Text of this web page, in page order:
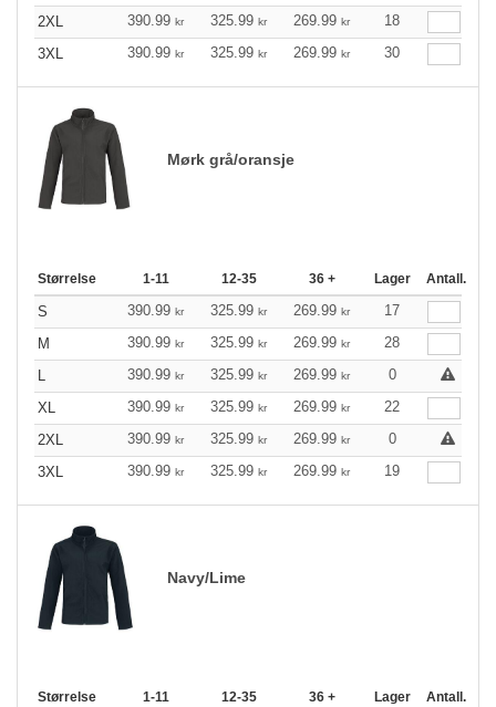
2XL
390.99 kr 325.99 kr 269.99 kr
18
3XL
390.99 kr 325.99 kr 269.99 kr 30
Mørk grå/oransje
Størrelse 1-11 12-35 36 + Lager Antall.
S 390.99 kr 325.99 kr 269.99 kr
17
M
390.99 kr 325.99 kr 269.99 kr
28
L
390.99 kr 325.99 kr 269.99 kr
0
XL
390.99 kr 325.99 kr 269.99 kr
22
2XL
390.99 kr 325.99 kr 269.99 kr
0
3XL
390.99 kr 325.99 kr 269.99 kr 19
Navy/Lime
Størrelse 1-11 12-35 36 + Lager Antall.